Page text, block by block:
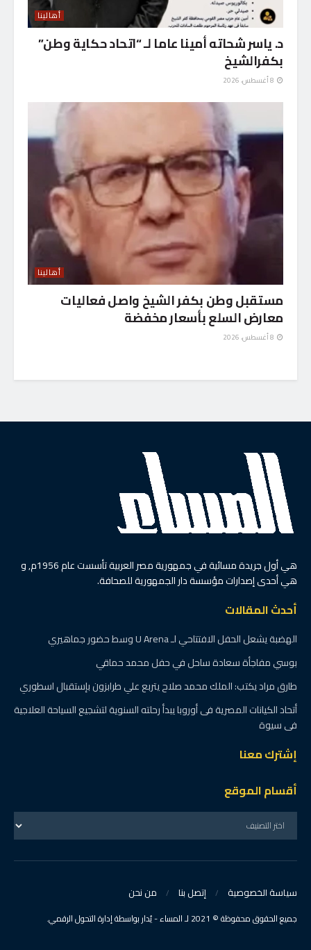
أهالينا
د. ياسر شحاته أمينا عاما لـ “اتحاد حكاية وطن”
بكفرالشيخ
أهالينا
مستقبل وطن بكفر الشيخ واصل فعاليات
معارض السلع بأسعار مخفضة
هي أول جريدة مسائية في جمهورية مصر العربية تأسست عام 1956م, و
هي أحدى إصدارات مؤسسة دار الجمهورية للصحافة.
أحدث المقالات
الهضبة يشعل الحفل الافتتاحي لـ U Arena وسط حضور جماهيري
بوسي مفاجأة سعادة ساحل في حفل محمد حماقي
طارق مراد يكتب: الملك محمد صلاح يتربع علي طرابزون بإستقبال اسطوري
أتحاد الكيانات المصرية فى أوروبا يبدأ رحلته السنوية لتشجيع السياحة العلاجية
فى سيوة
إشترك معنا
أقسام الموقع
سياسة الخصوصية إتصل بنا من نحن
جميع الحقوق محفوظة © 2021 لـ المساء - يُدار بواسطة إدارة التحول الرقمي.